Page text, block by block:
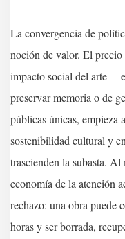
La convergencia de
noción de valor. El
impacto social del arte
preservar memoria o de
públicas únicas, empieza
sostenibilidad cultural y
trascienden la subasta.
economía de la atención
rechazo: una obra puede
horas y ser borrada,